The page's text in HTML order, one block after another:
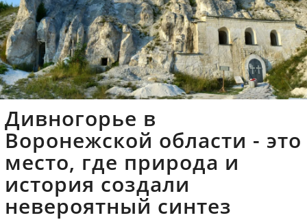
Дивногорье в
Воронежской области - это
место, где природа и
история создали
невероятный синтез